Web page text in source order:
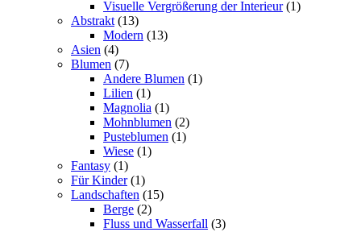
Visuelle Vergrößerung der Interieur (1)
Abstrakt (13)
Modern (13)
Asien (4)
Blumen (7)
Andere Blumen (1)
Lilien (1)
Magnolia (1)
Mohnblumen (2)
Pusteblumen (1)
Wiese (1)
Fantasy (1)
Für Kinder (1)
Landschaften (15)
Berge (2)
Fluss und Wasserfall (3)